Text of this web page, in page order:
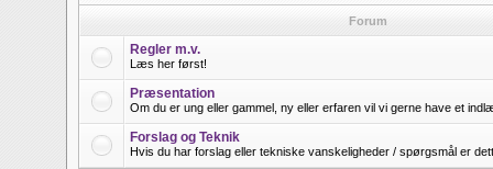
Forum
Regler m.v.
Læs her først!
Præsentation
Om du er ung eller gammel, ny eller erfaren vil vi gerne have et
Forslag og Teknik
Hvis du har forslag eller tekniske vanskeligheder / spørgsmål er